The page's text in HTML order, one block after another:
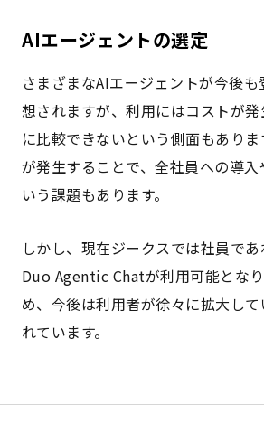
AIエージェントの選定
さまざまなAIエージェントが今後
想されますが、利用にはコストが
に比較できないという側面もありま
が発生することで、全社員への導入
いう課題もあります。
しかし、現在ジークスでは社員で
Duo Agentic Chatが利用可能とな
め、今後は利用者が徐々に拡大し
れています。